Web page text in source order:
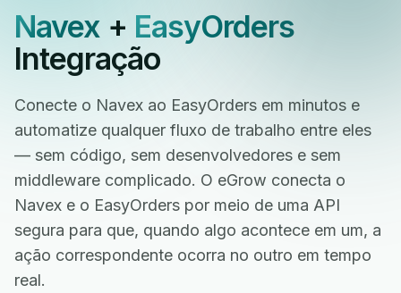
Navex+ EasyOrders
Integração
Conecte o Navex ao EasyOrders em minutos e
automatize qualquer fluxo de trabalho entre eles
— sem código, sem desenvolvedores e sem
middleware complicado. O eGrow conecta o
Navex e o EasyOrders por meio de uma API
segura para que, quando algo acontece em um, a
ação correspondente ocorra no outro em tempo
real.